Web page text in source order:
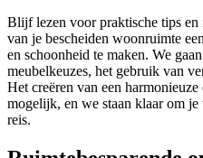
Blijf lezen voor praktische tips
van je bescheiden woonruimte
en schoonheid te maken. We
meubelkeuzes, het gebruik van
Het creëren van een
mogelijk, en we staan klaar om je
reis.